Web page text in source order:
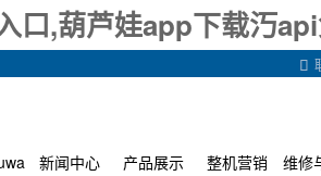
,葫芦娃app下载汅

新闻中心 产品展示 整机营销 维修